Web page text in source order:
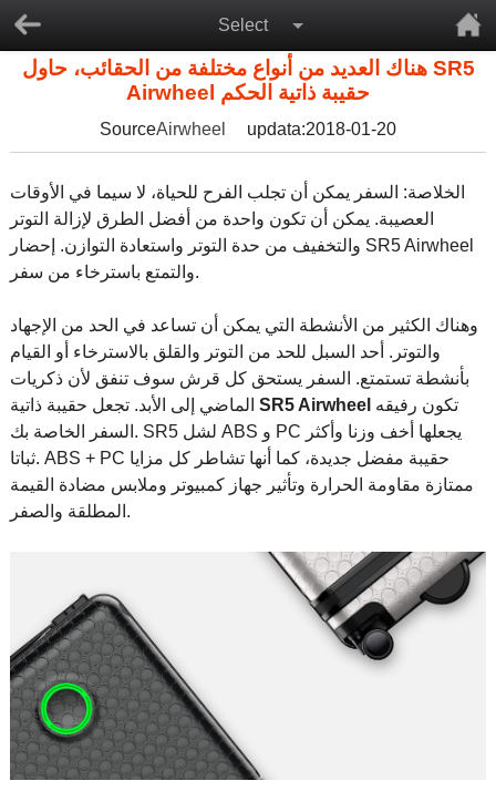
Select
هناك العديد من أنواع مختلفة من الحقائب، حاول SR5
Airwheel حقيبة ذاتية الحكم
SourceAirwheel updata:2018-01-20
الخلاصة: السفر يمكن أن تجلب الفرح للحياة، لا سيما في الأوقات
العصيبة. يمكن أن تكون واحدة من أفضل الطرق لإزالة التوتر
والتخفيف من حدة التوتر واستعادة التوازن. إحضار SR5 Airwheel
والتمتع باسترخاء من سفر.
وهناك الكثير من الأنشطة التي يمكن أن تساعد في الحد من الإجهاد
والتوتر. أحد السبل للحد من التوتر والقلق بالاسترخاء أو القيام
بأنشطة تستمتع. السفر يستحق كل قرش سوف تنفق لأن ذكريات
SR5 Airwheel
السفر الخاصة بك. SR5 لشل ABS و PC يجعلها أخف وزنا وأكثر
ثباتا. ABS + PC حقيبة مفضل جديدة، كما أنها تشاطر كل مزايا
ممتازة مقاومة الحرارة وتأثير جهاز كمبيوتر وملابس مضادة القيمة
المطلقة والصفر.